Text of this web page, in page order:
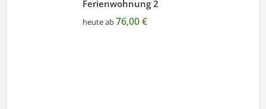
Ferienwohnung 2
heute ab76,00 €